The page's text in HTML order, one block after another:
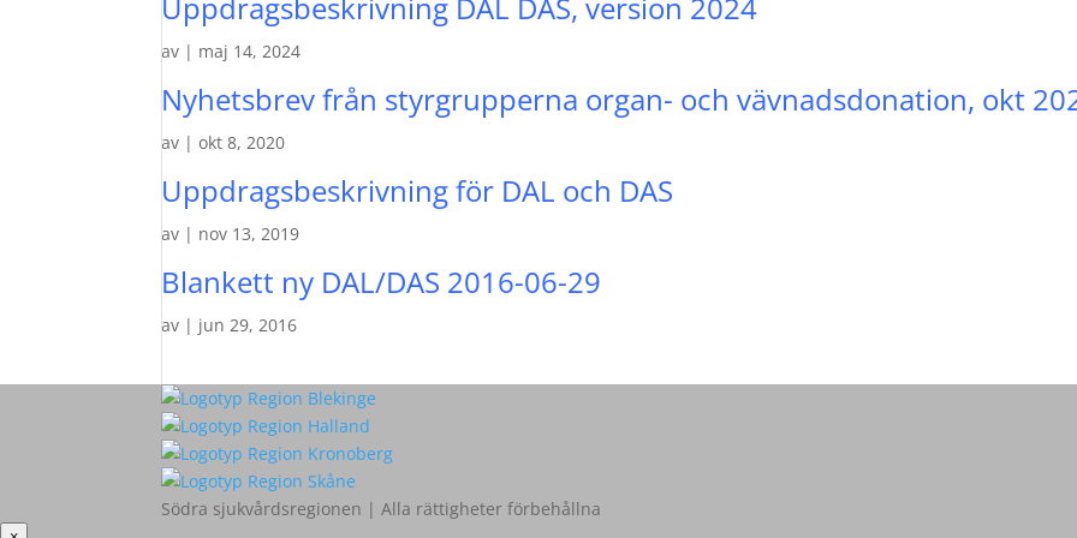
av | maj 14, 2024
Nyhetsbrev från styrgrupperna organ- och vävnadsdonation, okt
av |okt 8, 2020
Uppdragsbeskrivning för DAL och DAS
av | nov 13, 2019
Blankett ny DAL/DAS 2016-06-29
av | jun 29, 2016
Södra sjukvårdsregionen | Alla rättigheter förbehållna